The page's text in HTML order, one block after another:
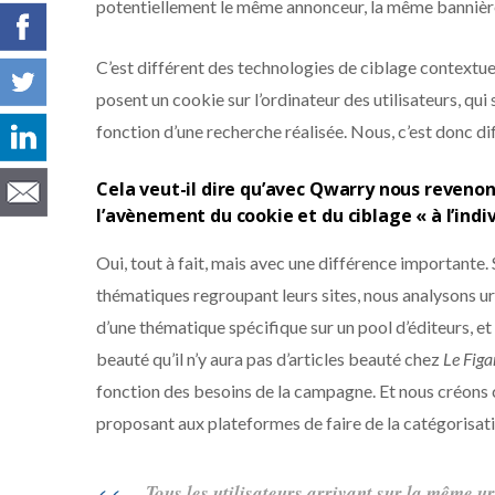
potentiellement le même annonceur, la même
C’est différent des technologies de ciblage
posent un cookie sur l’ordinateur des utilisateurs,
fonction d’une recherche réalisée. Nous, c’est donc
Cela veut-il dire qu’avec Qwarry nous
l’avènement du cookie et du ciblage « à
Oui, tout à fait, mais avec une différence importante.
thématiques regroupant leurs sites, nous analysons
d’une thématique spécifique sur un pool d’éditeurs,
beauté qu’il n’y aura pas d’articles beauté chez Le
fonction des besoins de la campagne. Et nous
proposant aux plateformes de faire de la